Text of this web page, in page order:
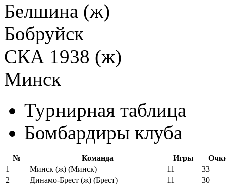
Белшина (ж)
Бобруйск
СКА 1938 (ж)
Минск
Турнирная таблица
Бомбардиры клуба
№ Команда Игры
1
Минск (ж) (Минск) 11
33
2
Динамо-Брест (ж) (Брест) 11
30